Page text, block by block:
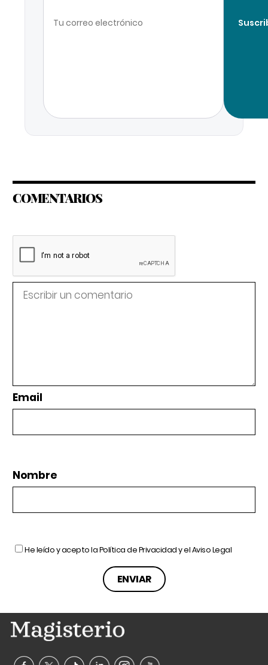
COMENTARIOS
Email
Nombre
He leído y acepto laPolítica de Privacidady elAviso Legal